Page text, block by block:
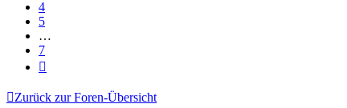
4
5
…
7
Zurück zur Foren-Übersicht